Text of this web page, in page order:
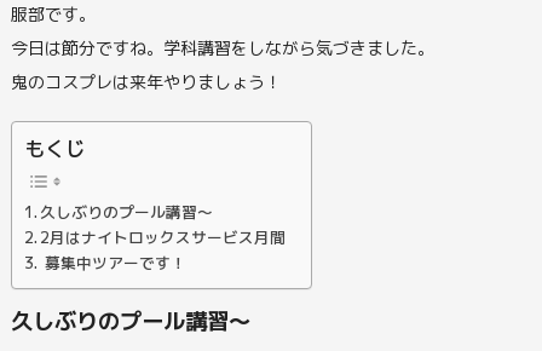
服部です。
今日は節分ですね。学科講習をしながら気づきました。
鬼のコスプレは来年やりましょう！
もくじ
久しぶりのプール講習～
2月はナイトロックスサービス月間
募集中ツアーです！
久しぶりのプール講習～